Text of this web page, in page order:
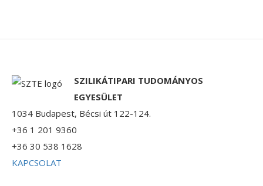
SZILIKÁTIPARI TUDOMÁNYOS
EGYESÜLET
1034 Budapest, Bécsi út 122-124.
+36 1 201 9360
+36 30 538 1628
KAPCSOLAT